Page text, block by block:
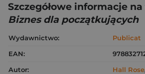
Szczegółowe informacje
Biznes dla początkujących
Wydawnictwo:
Publicat
EAN:
Autor:
Hall Rose